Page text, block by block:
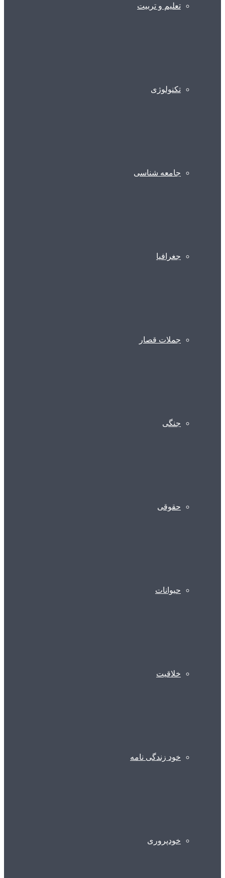
تعلیم و تربیت
تکنولوژی
جامعه شناسی
جغرافیا
جملات قصار
جنگی
حقوقی
حیوانات
خلاقیت
خود زندگی نامه
خودپروری